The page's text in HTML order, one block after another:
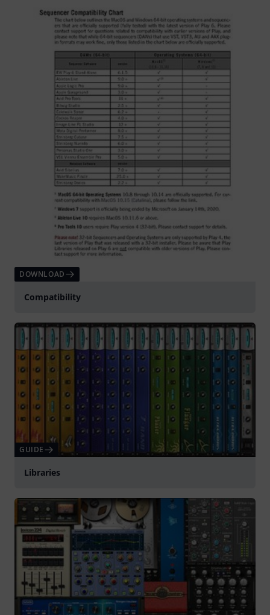
DOWNLOAD
Compatibility
GUIDE
Libraries